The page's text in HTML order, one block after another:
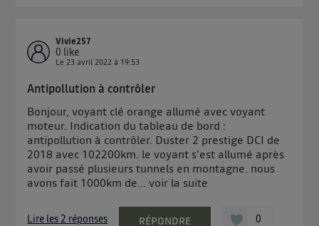
Vivie257
0 like
Le23 avril 2022 à 19:53
Antipollution à contrôler
Bonjour, voyant clé orange allumé avec voyant
moteur. Indication du tableau de bord :
antipollution à contrôler. Duster 2 prestige DCI de
2018 avec 102200km. le voyant s'est allumé après
avoir passé plusieurs tunnels en montagne. nous
avons fait 1000km de...voir la suite
Lire les 2 réponses RÉPONDRE 0
L'identifiant est associé à votre connexion internet.
Ainsi, toutes les personnes utilisant la même
connexion et ayant consenties se verront attribuer le
même identifiant. En général :
sur la navigation des membres du foyer ayant consentis.
Pour uneconnexion mobile, la personnalisation sera basée
uniquement sur la navigation de l'utilisateur du mobile.
Vous pouvez à tout moment retirer ce consentement
surle portail d’Utiq("
") ou via la page
« gérer Utiq » en bas de ce site. Pour plus
d'informations, veuillez consulter